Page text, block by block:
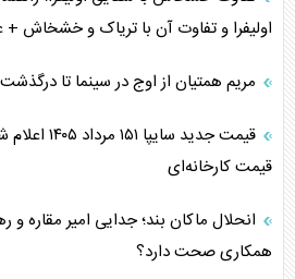
اولیفرا و تفاوت آن با تریاک و خشخاش
مریم همتیان از اوج در سینما تا
قیمت جدید
قیمت کارخانه‌ای
انحلال ماکان بند؛ جدایی امیر مقاره
همکاری صحت دارد؟